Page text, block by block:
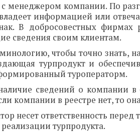
с менеджером компании. По
информацией или
В добросовестных фирмах
сведения своим клиентам.
чтобы точно знать,
турпродукт и
туроператорм.
сведений о компании
компании в реестре нет, то
несет ответственность
турпродукта.